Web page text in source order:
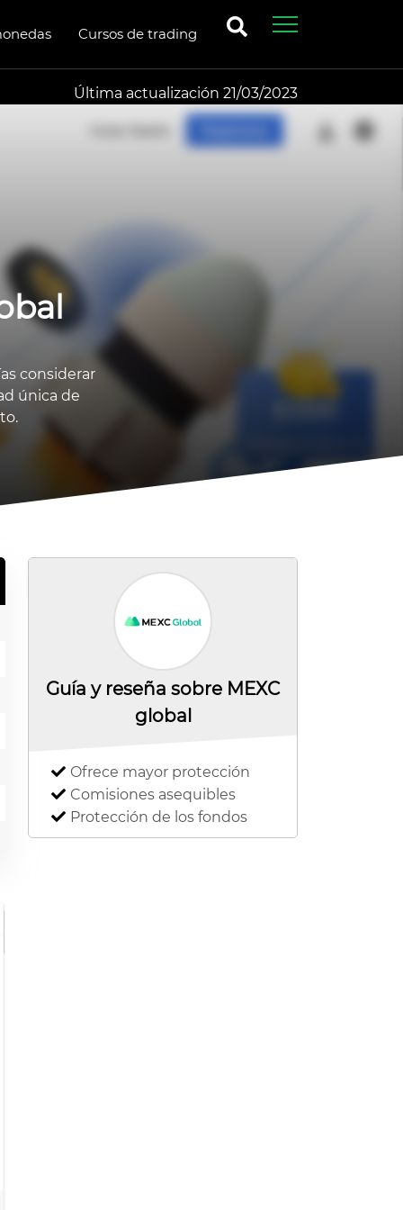
Cursos de trading
Última actualización 21/03/2023
considerar
única de
Guía y reseña sobre MEXC
global
Ofrece mayor protección
Comisiones asequibles
Protección de los fondos